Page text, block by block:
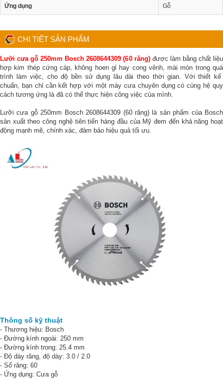
Ứng dụng Gỗ
CHI TIẾT SẢN PHẨM
Lưỡi cưa gỗ 250mm Bosch 2608644309 (60 răng)được làm bằng chất liệu
hợp kim thép cứng cáp, không hoen gỉ hay cong vênh, mài mòn trong quá
trình làm việc, cho độ bền sử dụng lâu dài theo thời gian. Với thiết kế
chuẩn, bạn chỉ cần kết hợp với một máy cưa chuyên dụng có cùng hệ quy
cách tương ứng là đã có thể thực hiện công việc của mình.
Lưỡi cưa gỗ 250mm Bosch 2608644309 (60 răng) là sản phẩm của Bosch
sản xuất theo công nghệ tiên tiến hàng đầu của Mỹ đem đến khả năng hoạt
động mạnh mẽ, chính xác, đảm bảo hiệu quả tối ưu.
Thông số kỹ thuật
- Thương hiệu: Bosch
- Đường kính ngoài: 250 mm
- Đường kính trong: 25.4 mm
- Độ dày răng, độ dày: 3.0 / 2.0
- Số răng: 60
- Ứng dụng: Cưa gỗ